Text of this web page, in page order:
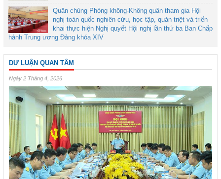
Quân chủng Phòng không-Không quân tham gia Hội
nghị toàn quốc nghiên cứu, học tập, quán triệt và triển
khai thực hiện Nghị quyết Hội nghị lần thứ ba Ban Chấp
hành Trung ương Đảng khóa XIV
DƯ LUẬN QUAN TÂM
Ngày 2 Tháng 4, 2026